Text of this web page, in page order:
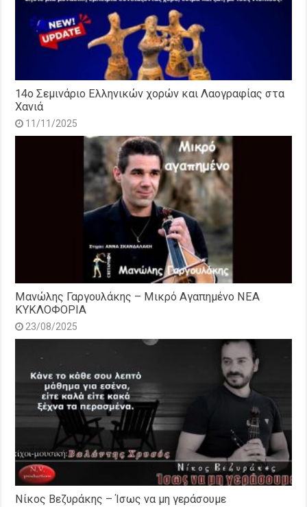
14o Σεμινάριο Ελληνικών χορών και Λαογραφίας στα
Χανιά
11/11/2025
Μανώλης Γαργουλάκης – Μικρό Αγαπημένο NEΑ
ΚΥΚΛΟΦΟΡΙΑ
23/08/2025
Νίκος Βεζυράκης – Ίσως να μη γεράσουμε